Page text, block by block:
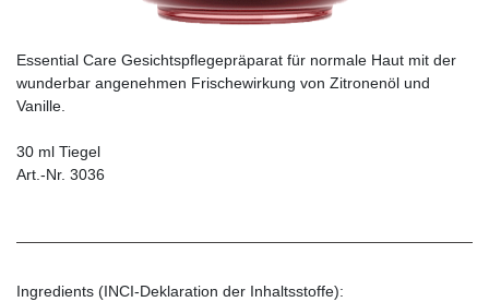
Essential Care Gesichtspflegepräparat für normale Haut mit der
wunderbar angenehmen Frischewirkung von Zitronenöl und
Vanille.
30 ml Tiegel
Art.-Nr. 3036
Ingredients (INCI-Deklaration der Inhaltsstoffe):